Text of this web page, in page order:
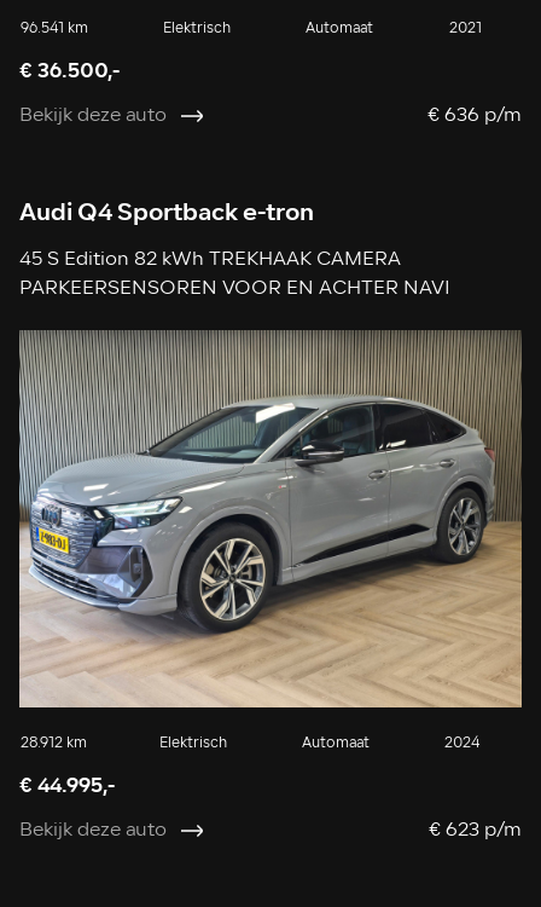
96.541 km Elektrisch Automaat 2021
€ 36.500,-
Bekijk deze auto € 636 p/m
Audi Q4 Sportback e-tron
45 S Edition 82 kWh TREKHAAK CAMERA
PARKEERSENSOREN VOOR EN ACHTER NAVI
28.912 km Elektrisch Automaat 2024
€ 44.995,-
Bekijk deze auto € 623 p/m